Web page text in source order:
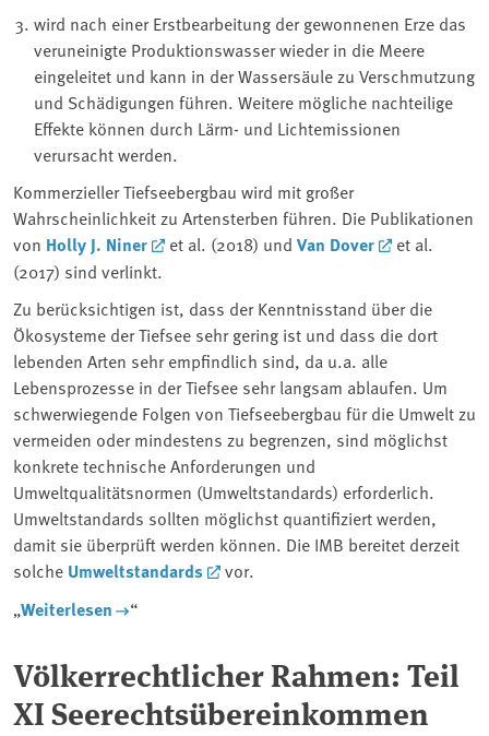
wird nach einer Erstbearbeitung der gewonnenen Erze das
veruneinigte Produktionswasser wieder in die Meere
eingeleitet und kann in der Wassersäule zu Verschmutzung
und Schädigungen führen. Weitere mögliche nachteilige
Effekte können durch Lärm- und Lichtemissionen
verursacht werden.
Kommerzieller Tiefseebergbau wird mit großer
Wahrscheinlichkeit zu Artensterben führen. Die Publikationen
von Holly J. Niner et al. (2018) und Van Dover
et al.
(2017) sind verlinkt.
Zu berücksichtigen ist, dass der Kenntnisstand über die
Ökosysteme der Tiefsee sehr gering ist und dass die dort
lebenden Arten sehr empfindlich sind, da u.a. alle
Lebensprozesse in der Tiefsee sehr langsam ablaufen. Um
schwerwiegende Folgen von Tiefseebergbau für die Umwelt zu
vermeiden oder mindestens zu begrenzen, sind möglichst
konkrete technische Anforderungen und
Umweltqualitätsnormen (Umweltstandards) erforderlich.
Umweltstandards sollten möglichst quantifiziert werden,
damit sie überprüft werden können. Die IMB bereitet derzeit
solche Umweltstandards
vor.
„Weiterlesen “
Völkerrechtlicher Rahmen: Teil
XI Seerechtsübereinkommen